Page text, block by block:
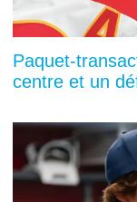
Paquet-
centre et un